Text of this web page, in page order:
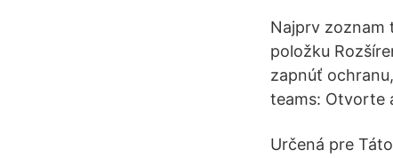
Najprv zoznam
položku
zapnúť
teams: Otvorte
Určená pre